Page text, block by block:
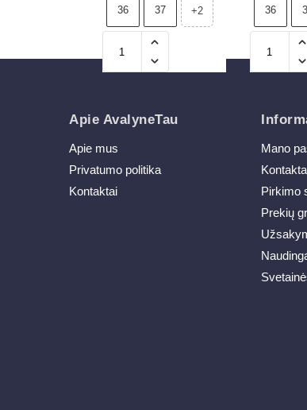
36 37 +2 36
Apie AvalyneTau
Apie mus
Privatumo politika
Kontaktai
Mano
Pirkimo
Prekių